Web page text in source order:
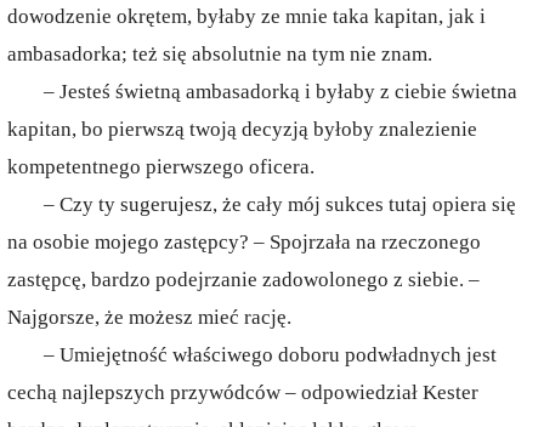
dowodzenie okrętem, byłaby ze mnie taka kapitan, jak i
ambasadorka; też się absolutnie na tym nie znam.
– Jesteś świetną ambasadorką i byłaby z ciebie świetna
kapitan, bo pierwszą twoją decyzją byłoby znalezienie
kompetentnego pierwszego oficera.
– Czy ty sugerujesz, że cały mój sukces tutaj opiera się
na osobie mojego zastępcy? – Spojrzała na rzeczonego
zastępcę, bardzo podejrzanie zadowolonego z siebie. –
Najgorsze, że możesz mieć rację.
– Umiejętność właściwego doboru podwładnych jest
cechą najlepszych przywódców – odpowiedział Kester